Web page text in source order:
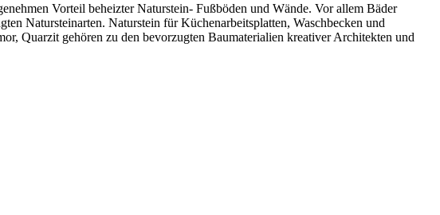
Vorteil beheizter Naturstein- Fußböden und Wände. Vor allem Bäder
Natursteinarten. Naturstein für Küchenarbeitsplatten, Waschbecken und
Quarzit gehören zu den bevorzugten Baumaterialien kreativer Architekten und